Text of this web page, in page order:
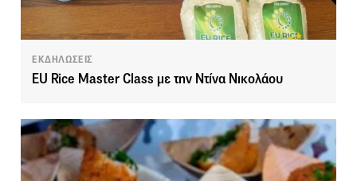
ΕΚΔΗΛΩΣΕΙΣ
EU Rice Master Class με την Ντίνα Νικολάου